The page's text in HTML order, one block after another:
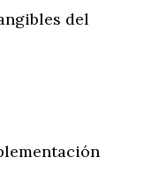
del